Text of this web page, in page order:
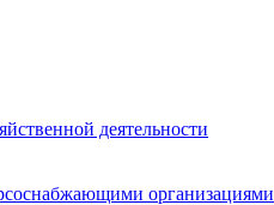
деятельности
организациями